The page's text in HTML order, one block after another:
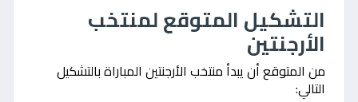
التشكيل المتوقع لمنتخب
الأرجنتين
من المتوقع أن يبدأ منتخب الأرجنتين المباراة بالتشكيل
التالي: